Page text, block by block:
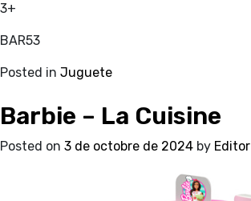
3+
BAR53
Posted in Juguete
Barbie – La Cuisine
Posted on 3 de octobre de 2024 by Editor